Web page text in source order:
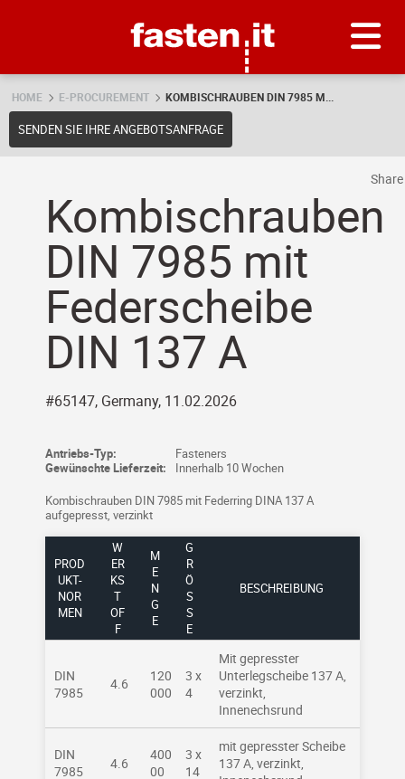
HOME E-PROCUREMENT KOMBISCHRAUBEN DIN 7985 M...
SENDEN SIE IHRE ANGEBOTSANFRAGE
Kombischrauben
DIN 7985 mit
Federscheibe
DIN 137 A
#65147, Germany, 11.02.2026
Antriebs-Typ:
Fasteners
Gewünschte Lieferzeit:
Innerhalb 10 Wochen
Kombischrauben DIN 7985 mit Federring DINA 137 A
aufgepresst, verzinkt
PROD
UKT-
NOR
MEN
W
ER
KS
T
OF
F
M
E
N
G
E
G
R
Ö
SS
E
BESCHREIBUNG
DIN
7985
4.6
120
000
3 x
4
Mit gepresster
Unterlegscheibe 137 A,
verzinkt,
Innenechsrund
DIN
7985
4.6
400
00
3 x
14
mit gepresster Scheibe
137 A, verzinkt,
Share